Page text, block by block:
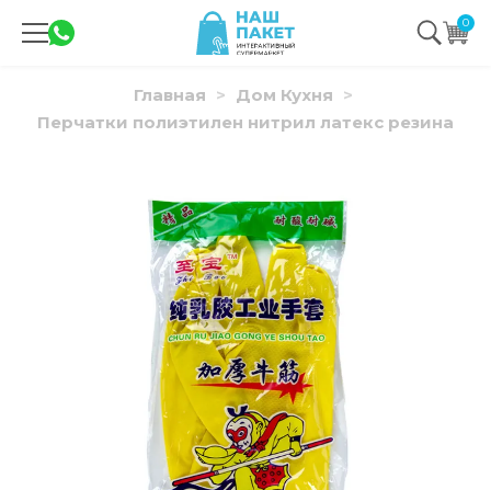
0
Главная
Дом Кухня
Перчатки полиэтилен нитрил латекс резина